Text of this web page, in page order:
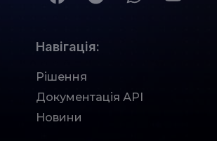
Рішення
Документація АРІ
Новини
Навігація: